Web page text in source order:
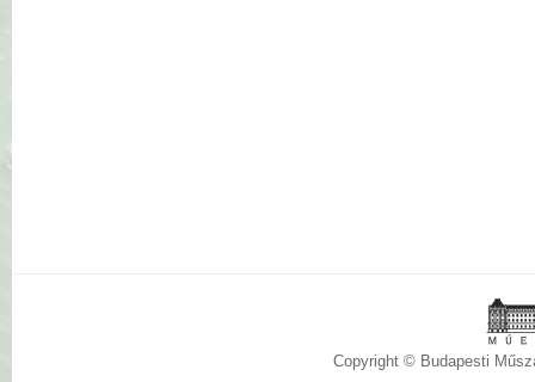
Copyright © Budapesti